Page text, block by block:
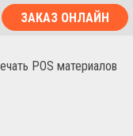
ЗАКАЗ ОНЛАЙН
POS материалов